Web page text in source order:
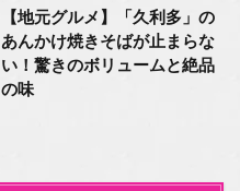
【地元グルメ】「久利多」の
あんかけ焼きそばが止まらな
い！驚きのボリュームと絶品
の味